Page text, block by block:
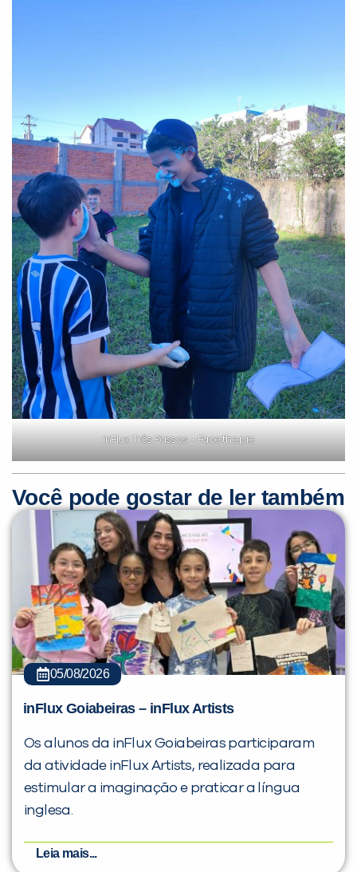
inFlux Três Passos – Face the pie
Você pode gostar de ler também
05/08/2026
inFlux Goiabeiras – inFlux Artists
Os alunos da inFlux Goiabeiras participaram
da atividade inFlux Artists, realizada para
estimular a imaginação e praticar a língua
inglesa.
Leia mais...